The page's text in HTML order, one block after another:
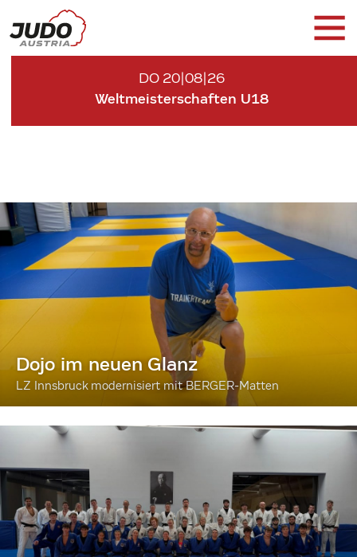
DO 20|08|26
Weltmeisterschaften U18
Dojo im neuen Glanz
LZ Innsbruck modernisiert mit BERGER-Matten